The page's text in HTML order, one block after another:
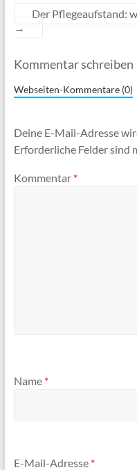
Der Pflegeaufstand:
→
Kommentar schreiben
Webseiten-Kommentare (0)
Deine E-Mail-Adresse
Erforderliche Felder sind
Kommentar *
Name *
E-Mail-Adresse *